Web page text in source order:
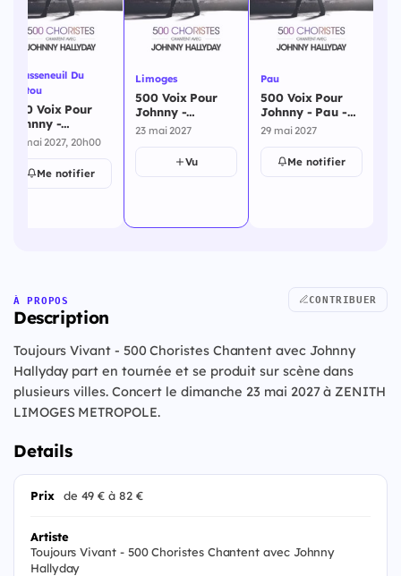
Chasseneuil Du
Poitou
500 Voix Pour
Johnny -
Chasseneuil Du
Poitou - 22 mai
2027
22 mai 2027, 20h00
Me notifier
Limoges
500 Voix Pour
Johnny -
Limoges - 23 mai
23 mai 2027
Vu
Pau
500 Voix Pour
Johnny - Pau -
29 mai 2027
29 mai 2027
Me notifier
À PROPOS
Description
CONTRIBUER
Toujours Vivant - 500 Choristes Chantent avec Johnny
Hallyday part en tournée et se produit sur scène dans
plusieurs villes. Concert le dimanche 23 mai 2027 à ZENITH
LIMOGES METROPOLE.
Details
Prix de 49 € à 82 €
Artiste
Toujours Vivant - 500 Choristes Chantent avec Johnny
Hallyday